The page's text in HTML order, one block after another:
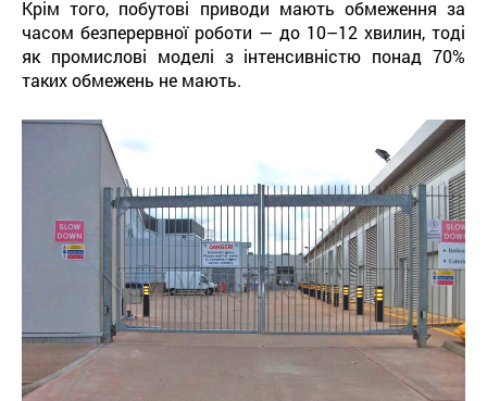
Крім того, побутові приводи мають обмеження за
часом безперервної роботи — до 10–12 хвилин, тоді
як промислові моделі з інтенсивністю понад 70%
таких обмежень не мають.